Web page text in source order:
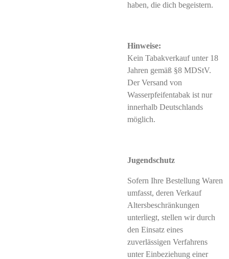
haben, die dich begeistern.
Hinweise:
Kein Tabakverkauf unter 18
Jahren gemäß §8 MDStV.
Der Versand von
Wasserpfeifentabak ist nur
innerhalb Deutschlands
möglich.
Jugendschutz
Sofern Ihre Bestellung Waren
umfasst, deren Verkauf
Altersbeschränkungen
unterliegt, stellen wir durch
den Einsatz eines
zuverlässigen Verfahrens
unter Einbeziehung einer